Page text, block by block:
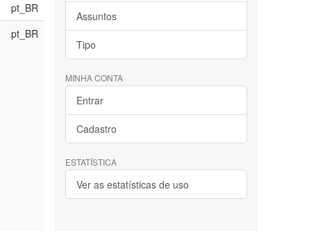
pt_BR
pt_BR
Assuntos
Tipo
MINHA CONTA
Entrar
Cadastro
ESTATÍSTICA
Ver as estatísticas de uso